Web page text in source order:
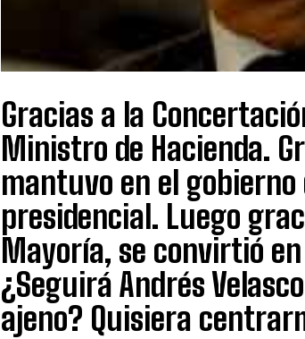
Gracias a la
Ministro de Hacienda.
mantuvo en el
presidencial. Luego
Mayoría, se convirtió
¿Seguirá Andrés
ajeno? Quisiera